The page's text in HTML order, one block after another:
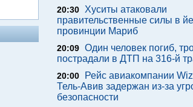
20:30
Хуситы атаковали
правительственные силы в
провинции Мариб
20:09 Один человек погиб,
пострадали в ДТП на 316-й
20:00
Рейс авиакомпании
Тель-Авив задержан из-за
безопасности